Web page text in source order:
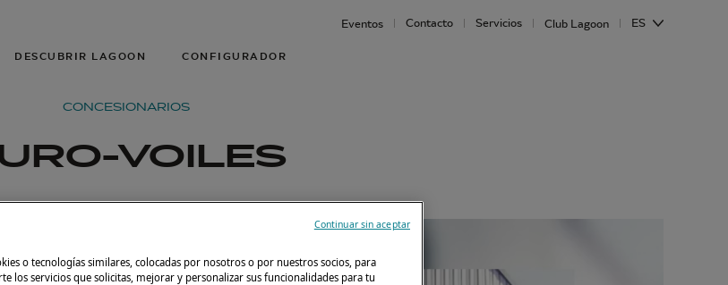
DESCUBRIR LAGOON CONFIGURADOR
Eventos Contacto Servicios Club Lagoon ES
CONCESIONARIOS
VOILES
o tecnologías similares, colocadas por nosotros o por nuestros socios, para
los servicios que solicitas, mejorar y personalizar sus funcionalidades para tu
Continuar sin aceptar